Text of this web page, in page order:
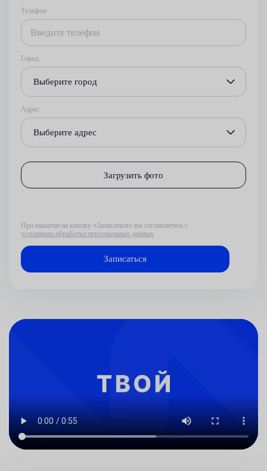
Телефон
Город
Выберите город
Адрес
Выберите адрес
Загрузить фото
При нажатии на кнопку «Записаться» вы соглашаетесь с
условиями обработки персональных данных